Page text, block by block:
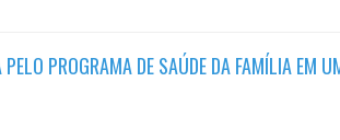
PROGRAMA DE SAÚDE DA FAMÍLIA EM